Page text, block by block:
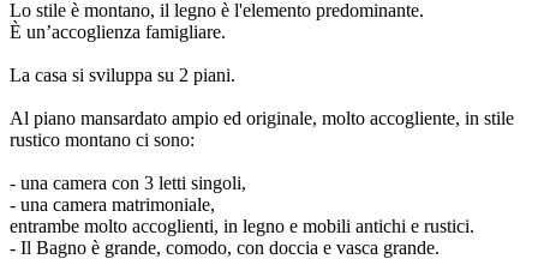
Lo stile è montano, il legno è l'elemento predominante.
È un’accoglienza famigliare.
La casa si sviluppa su 2 piani.
Al piano mansardato ampio ed originale, molto accogliente, in stile
rustico montano ci sono:
- una camera con 3 letti singoli,
- una camera matrimoniale,
entrambe molto accoglienti, in legno e mobili antichi e rustici.
- Il Bagno è grande, comodo, con doccia e vasca grande.